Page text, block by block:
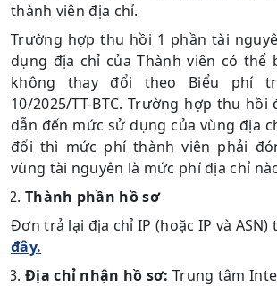
thành viên địa chỉ.
Trường hợp thu hồi 1 phần tài
dụng địa chỉ của Thành viên có thể
không thay đổi theo Biểu phí
10/2025/TT-BTC. Trường hợp thu hồi
dẫn đến mức sử dụng của vùng địa
đổi thì mức phí thành viên phải
vùng tài nguyên là mức phí địa chỉ
Thành phần hồ sơ
Đơn trả lại địa chỉ IP (hoặc IP và ASN)
đây.
Địa chỉ nhận hồ sơ: Trung tâm